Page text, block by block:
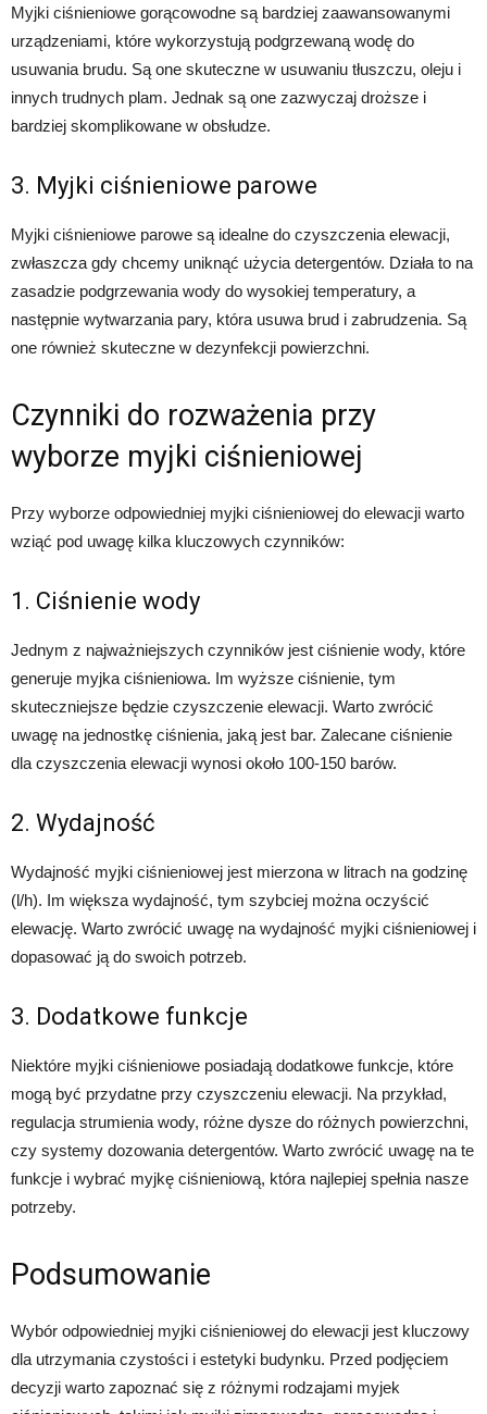
Myjki ciśnieniowe gorącowodne są bardziej zaawansowanymi
urządzeniami, które wykorzystują podgrzewaną wodę do
usuwania brudu. Są one skuteczne w usuwaniu tłuszczu, oleju i
innych trudnych plam. Jednak są one zazwyczaj droższe i
bardziej skomplikowane w obsłudze.
3. Myjki ciśnieniowe parowe
Myjki ciśnieniowe parowe są idealne do czyszczenia elewacji,
zwłaszcza gdy chcemy uniknąć użycia detergentów. Działa to na
zasadzie podgrzewania wody do wysokiej temperatury, a
następnie wytwarzania pary, która usuwa brud i zabrudzenia. Są
one również skuteczne w dezynfekcji powierzchni.
Czynniki do rozważenia przy
wyborze myjki ciśnieniowej
Przy wyborze odpowiedniej myjki ciśnieniowej do elewacji warto
wziąć pod uwagę kilka kluczowych czynników:
1. Ciśnienie wody
Jednym z najważniejszych czynników jest ciśnienie wody, które
generuje myjka ciśnieniowa. Im wyższe ciśnienie, tym
skuteczniejsze będzie czyszczenie elewacji. Warto zwrócić
uwagę na jednostkę ciśnienia, jaką jest bar. Zalecane ciśnienie
dla czyszczenia elewacji wynosi około 100-150 barów.
2. Wydajność
Wydajność myjki ciśnieniowej jest mierzona w litrach na godzinę
(l/h). Im większa wydajność, tym szybciej można oczyścić
elewację. Warto zwrócić uwagę na wydajność myjki ciśnieniowej i
dopasować ją do swoich potrzeb.
3. Dodatkowe funkcje
Niektóre myjki ciśnieniowe posiadają dodatkowe funkcje, które
mogą być przydatne przy czyszczeniu elewacji. Na przykład,
regulacja strumienia wody, różne dysze do różnych powierzchni,
czy systemy dozowania detergentów. Warto zwrócić uwagę na te
funkcje i wybrać myjkę ciśnieniową, która najlepiej spełnia nasze
potrzeby.
Podsumowanie
Wybór odpowiedniej myjki ciśnieniowej do elewacji jest kluczowy
dla utrzymania czystości i estetyki budynku. Przed podjęciem
decyzji warto zapoznać się z różnymi rodzajami myjek